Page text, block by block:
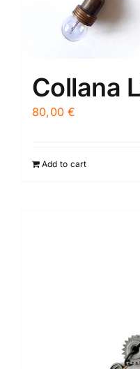
Collana
80,00€
Add to cart